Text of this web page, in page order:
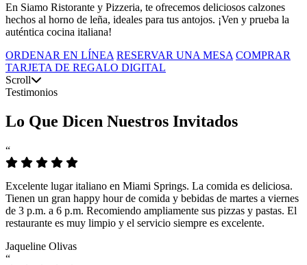
En Siamo Ristorante y Pizzeria, te ofrecemos deliciosos calzones
hechos al horno de leña, ideales para tus antojos. ¡Ven y prueba la
auténtica cocina italiana!
ORDENAR EN LÍNEA RESERVAR UNA MESA COMPRAR
TARJETA DE REGALO DIGITAL
Scroll
Testimonios
Lo Que Dicen Nuestros Invitados
“
Excelente lugar italiano en Miami Springs. La comida es deliciosa.
Tienen un gran happy hour de comida y bebidas de martes a viernes
de 3 p.m. a 6 p.m. Recomiendo ampliamente sus pizzas y pastas. El
restaurante es muy limpio y el servicio siempre es excelente.
Jaqueline Olivas
“